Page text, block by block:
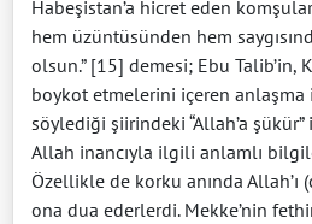
Habeşistan’a hicret eden
hem üzüntüsünden hem
olsun.” [15] demesi; Ebu Talib’in,
boykot etmelerini içeren
söylediği şiirindeki “Allah’a
Allah inancıyla ilgili anlamlı
Özellikle de korku anında Allah’ı
ona dua ederlerdi. Mekke’nin